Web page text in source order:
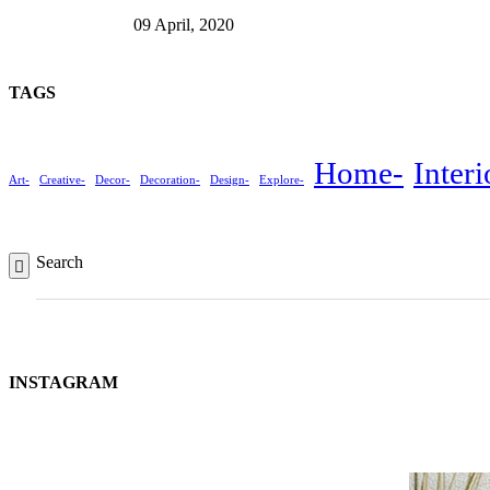
09 April, 2020
TAGS
Art Creative Decor Decoration Design Explore Home
Search
INSTAGRAM